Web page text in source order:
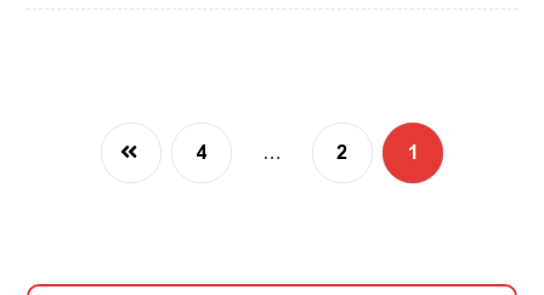
1
2
…
4